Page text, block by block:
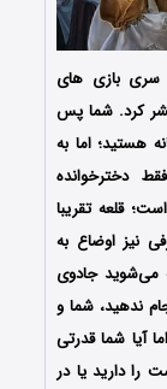
سری بازی های
کرد. شما پس
هستید؛ اما به
دخترخوانده‌
قلعه تقریبا
نیز اوضاع به
می‌شوید جادوی
ندهید، شما و
آیا شما قدرتی
را دارید یا در